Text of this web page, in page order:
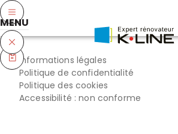
MENU
Informations légales
Politique de confidentialité
Politique des cookies
Accessibilité : non conforme
ÉTAPE 1/2 : MENUISERIE
Quel type de menuiserie
configurer ?
Pas de panique ! Après avoir configuré